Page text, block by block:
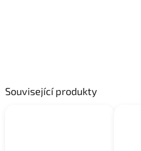
Související produkty